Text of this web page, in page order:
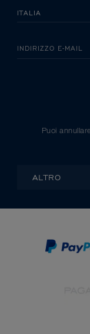
INDIRIZZO E-MAIL
Puoi
ALTRO